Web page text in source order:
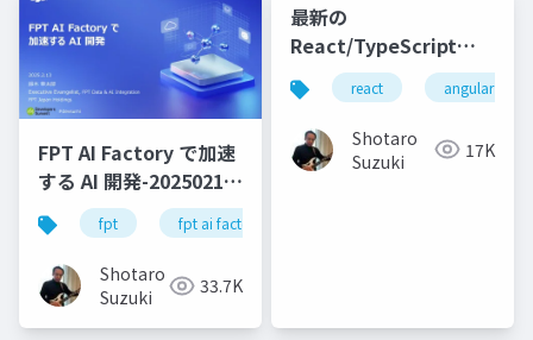
FPT AI Factory で加速
する AI 開発-20250213-
公開版fpt fpt ai factory
Shotaro
Suzuki
33.7K
最新の
React/TypeScript
SPA テンプレートを
.NET 8 で試してみよう
react angular
Shotaro
Suzuki
17K